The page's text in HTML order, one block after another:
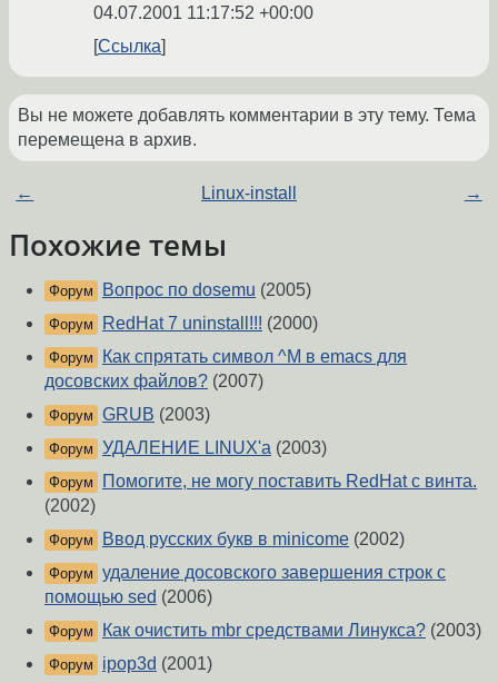
04.07.2001 11:17:52 +00:00
Ссылка
Вы не можете добавлять комментарии в эту тему. Тема
перемещена в архив.
← Linux-install →
Похожие темы
Форум Вопрос по dosemu (2005)
Форум RedHat 7 uninstall!!! (2000)
Форум
Как спрятать символ ^M в emacs для
досовских файлов? (2007)
Форум GRUB (2003)
Форум УДАЛЕНИЕ LINUX'а (2003)
Форум
Помогите, не могу поставить RedHat с винта.
(2002)
Форум Ввод русских букв в minicome (2002)
Форум удаление досовского завершения строк с
помощью sed (2006)
Форум Как очистить mbr средствами Линукса? (2003)
Форум ipop3d (2001)